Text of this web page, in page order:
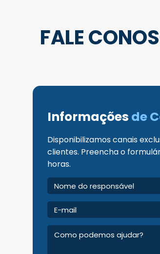
FALE
Informações de
Disponibilizamos canais
clientes. Preencha o
horas.